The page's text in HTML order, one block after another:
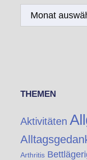
Archiv
THEMEN
Aktivitäten
Arthritis